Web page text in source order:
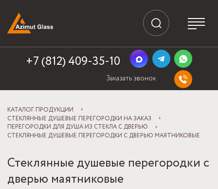
+7 (812) 409-35-10
Заказать звонок
КАТАЛОГ ПРОДУКЦИИ
СТЕКЛЯННЫЕ ДУШЕВЫЕ ПЕРЕГОРОДКИ НА ЗАКАЗ
ПЕРЕГОРОДКИ ДЛЯ ДУША ИЗ СТЕКЛА С ДВЕРЬЮ
СТЕКЛЯННЫЕ ДУШЕВЫЕ ПЕРЕГОРОДКИ С ДВЕРЬЮ МАЯТНИКОВЫЕ
Стеклянные душевые перегородки с
дверью маятниковые